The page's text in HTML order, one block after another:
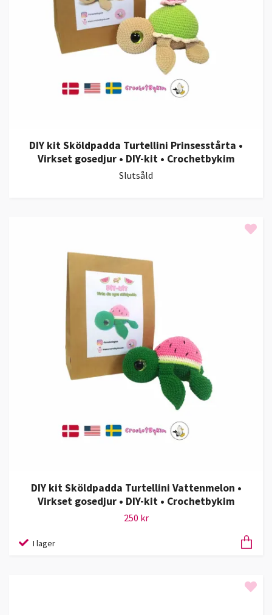
DIY kit Sköldpadda Turtellini Prinsesstårta •
Virkset gosedjur • DIY-kit • Crochetbykim
Slutsåld
DIY kit Sköldpadda Turtellini Vattenmelon •
Virkset gosedjur • DIY-kit • Crochetbykim
250 kr
I lager